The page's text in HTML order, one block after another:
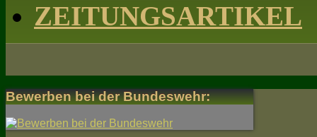
ZEITUNGSARTIKEL
Bewerben bei der Bundeswehr: